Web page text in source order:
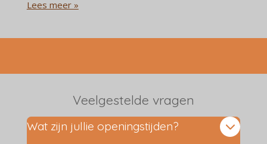
Lees meer »
Veelgestelde vragen
Wat zijn jullie openingstijden?